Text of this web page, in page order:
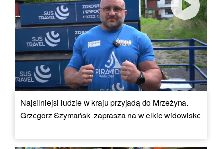
Najsilniejsi ludzie w kraju przyjadą do Mrzeżyna.
Grzegorz Szymański zaprasza na wielkie widowisko